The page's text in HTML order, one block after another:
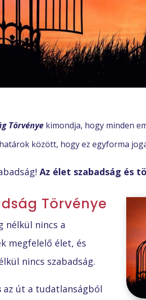
Törvénye kimondja, hogy minden
között, hogy ez egyforma
Az élet szabadság és
Törvénye
nélkül nincs a
megfelelő élet, és
nincs szabadság.
az út a tudatlanságból